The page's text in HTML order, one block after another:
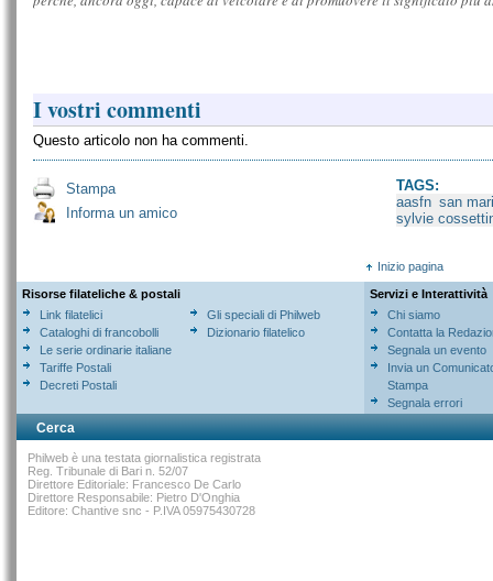
I vostri commenti
Questo articolo non ha commenti.
Stampa
Informa un amico
TAGS:
aasfn san
sylvie
Inizio pagina
Risorse filateliche & postali
Link filatelici
Cataloghi di francobolli
Le serie ordinarie italiane
Tariffe Postali
Decreti Postali
Gli speciali di Philweb
Dizionario filatelico
Servizi e Interattività
Chi siamo
Contatta la
Segnala un evento
Invia un
Stampa
Segnala errori
Cerca
Philweb è una testata giornalistica registrata
Reg. Tribunale di Bari n. 52/07
Direttore Editoriale: Francesco De Carlo
Direttore Responsabile: Pietro D'Onghia
Editore: Chantive snc - P.IVA 05975430728